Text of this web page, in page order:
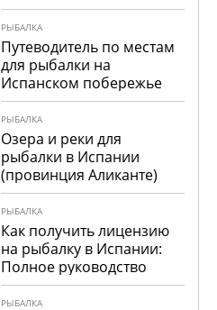
РЫБАЛКА
Путеводитель по местам
для рыбалки на
Испанском побережье
РЫБАЛКА
Озера и реки для
рыбалки в Испании
(провинция Аликанте)
РЫБАЛКА
Как получить лицензию
на рыбалку в Испании:
Полное руководство
РЫБАЛКА